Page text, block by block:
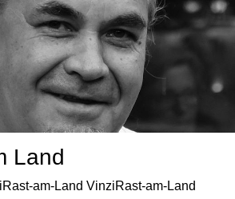
Land
am-Land VinziRast-am-Land